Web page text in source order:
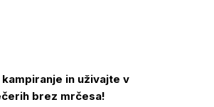
in uživajte v
brez mrčesa!